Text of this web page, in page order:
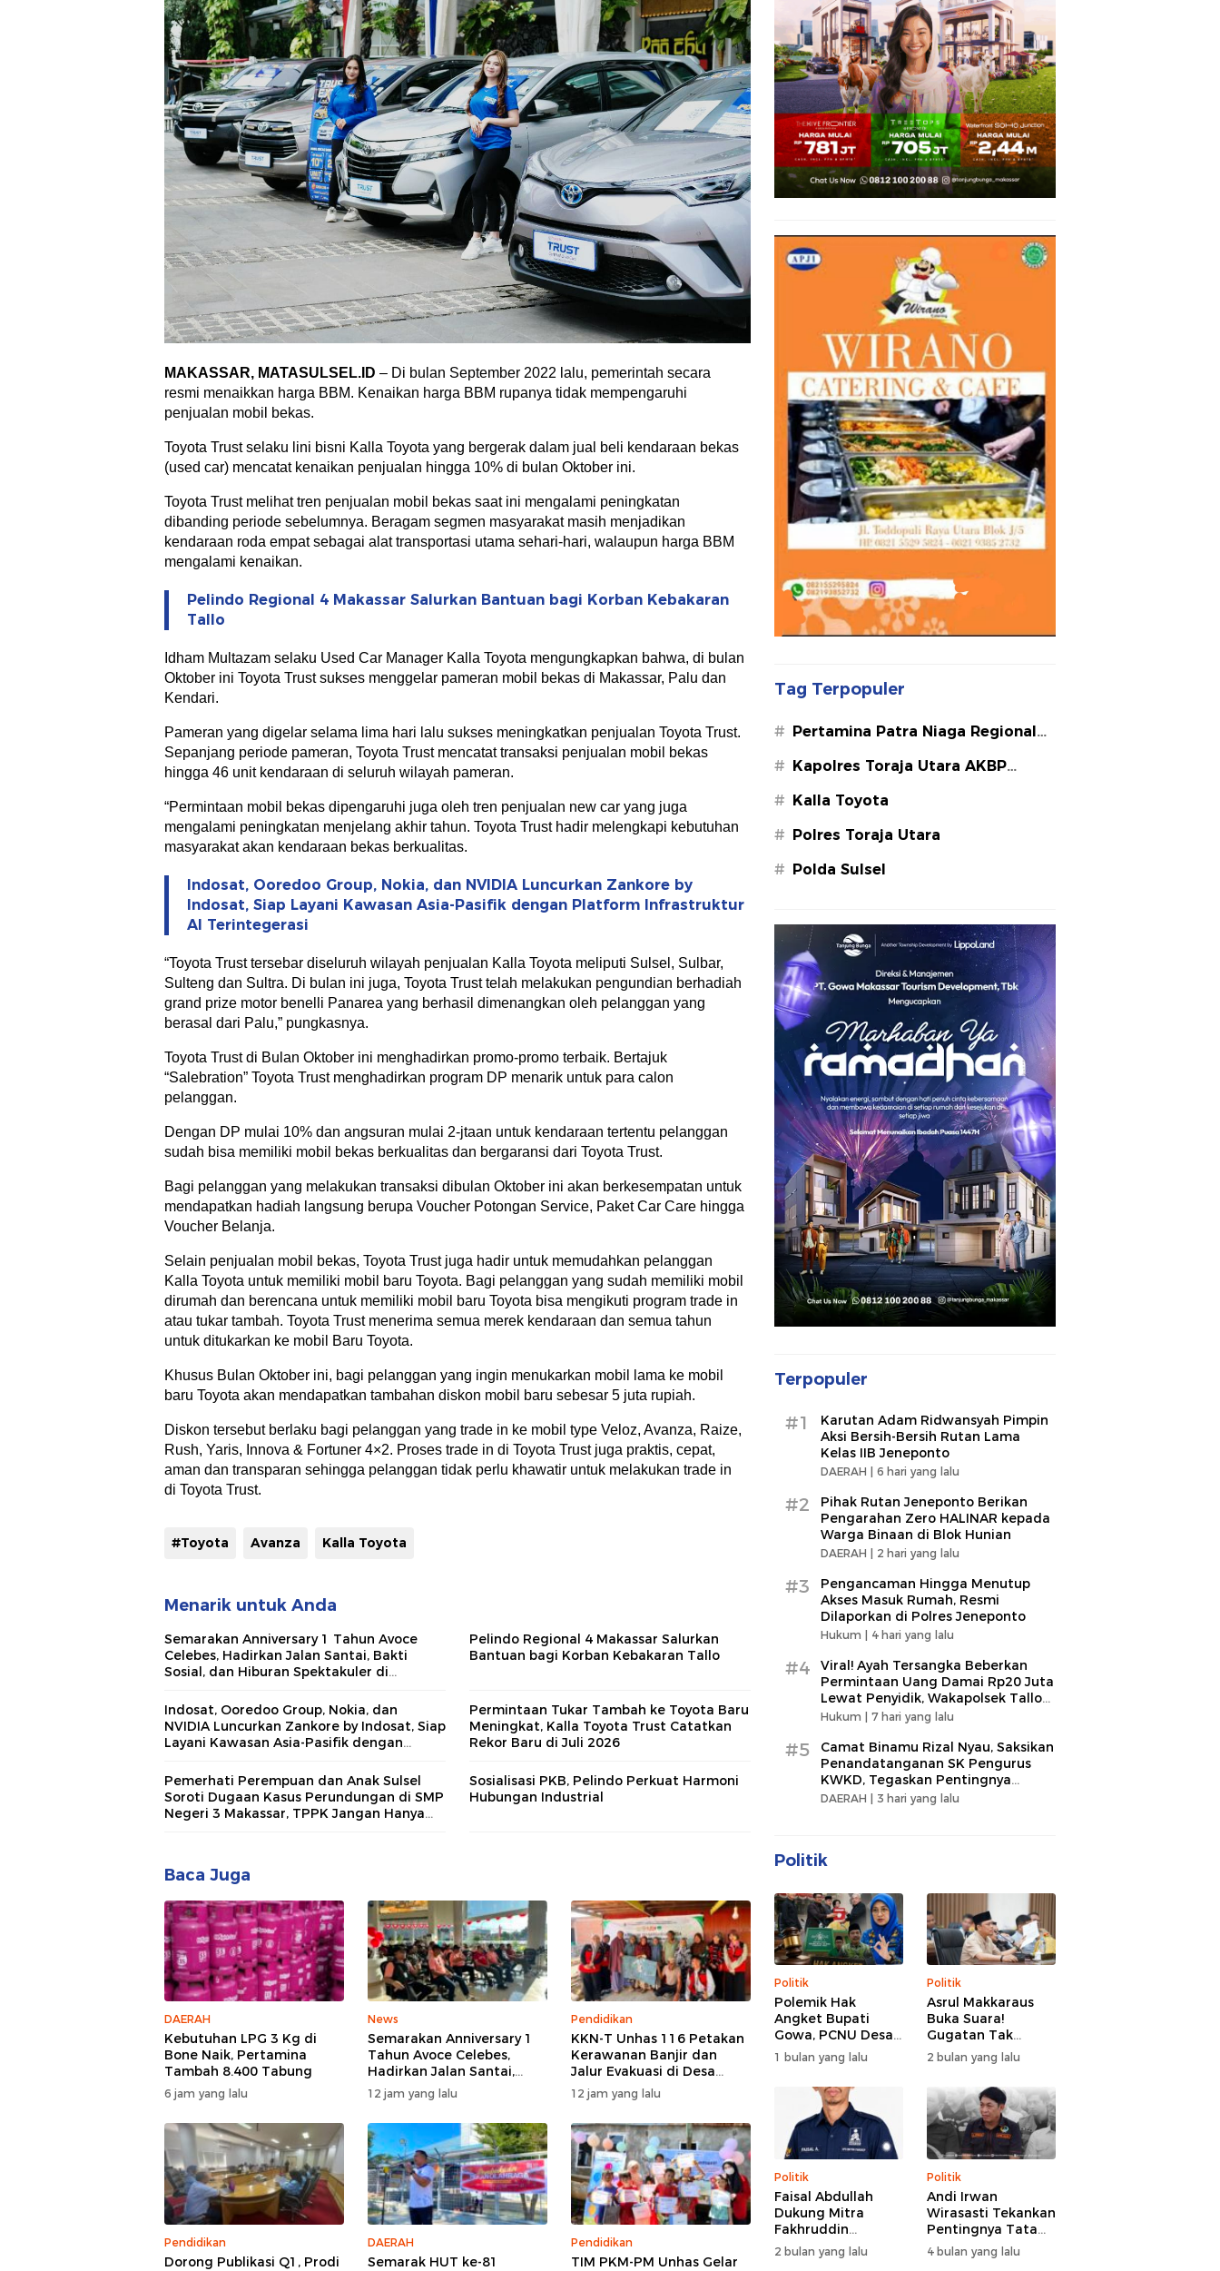
MAKASSAR, MATASULSEL.ID – Di bulan September 2022 lalu, pemerintah secara
resmi menaikkan harga BBM. Kenaikan harga BBM rupanya tidak mempengaruhi
penjualan mobil bekas.
Toyota Trust selaku lini bisni Kalla Toyota yang bergerak dalam jual beli kendaraan bekas
(used car) mencatat kenaikan penjualan hingga 10% di bulan Oktober ini.
Toyota Trust melihat tren penjualan mobil bekas saat ini mengalami peningkatan
dibanding periode sebelumnya. Beragam segmen masyarakat masih menjadikan
kendaraan roda empat sebagai alat transportasi utama sehari-hari, walaupun harga BBM
mengalami kenaikan.
Pelindo Regional 4 Makassar Salurkan Bantuan bagi Korban Kebakaran
Tallo
Idham Multazam selaku Used Car Manager Kalla Toyota mengungkapkan bahwa, di bulan
Oktober ini Toyota Trust sukses menggelar pameran mobil bekas di Makassar, Palu dan
Kendari.
Pameran yang digelar selama lima hari lalu sukses meningkatkan penjualan Toyota Trust.
Sepanjang periode pameran, Toyota Trust mencatat transaksi penjualan mobil bekas
hingga 46 unit kendaraan di seluruh wilayah pameran.
“Permintaan mobil bekas dipengaruhi juga oleh tren penjualan new car yang juga
mengalami peningkatan menjelang akhir tahun. Toyota Trust hadir melengkapi kebutuhan
masyarakat akan kendaraan bekas berkualitas.
Indosat, Ooredoo Group, Nokia, dan NVIDIA Luncurkan Zankore by
Indosat, Siap Layani Kawasan Asia-Pasifik dengan Platform Infrastruktur
AI Terintegerasi
“Toyota Trust tersebar diseluruh wilayah penjualan Kalla Toyota meliputi Sulsel, Sulbar,
Sulteng dan Sultra. Di bulan ini juga, Toyota Trust telah melakukan pengundian berhadiah
grand prize motor benelli Panarea yang berhasil dimenangkan oleh pelanggan yang
berasal dari Palu,” pungkasnya.
Toyota Trust di Bulan Oktober ini menghadirkan promo-promo terbaik. Bertajuk
“Salebration” Toyota Trust menghadirkan program DP menarik untuk para calon
pelanggan.
Dengan DP mulai 10% dan angsuran mulai 2-jtaan untuk kendaraan tertentu pelanggan
sudah bisa memiliki mobil bekas berkualitas dan bergaransi dari Toyota Trust.
Bagi pelanggan yang melakukan transaksi dibulan Oktober ini akan berkesempatan untuk
mendapatkan hadiah langsung berupa Voucher Potongan Service, Paket Car Care hingga
Voucher Belanja.
Selain penjualan mobil bekas, Toyota Trust juga hadir untuk memudahkan pelanggan
Kalla Toyota untuk memiliki mobil baru Toyota. Bagi pelanggan yang sudah memiliki mobil
dirumah dan berencana untuk memiliki mobil baru Toyota bisa mengikuti program trade in
atau tukar tambah. Toyota Trust menerima semua merek kendaraan dan semua tahun
untuk ditukarkan ke mobil Baru Toyota.
Khusus Bulan Oktober ini, bagi pelanggan yang ingin menukarkan mobil lama ke mobil
baru Toyota akan mendapatkan tambahan diskon mobil baru sebesar 5 juta rupiah.
Diskon tersebut berlaku bagi pelanggan yang trade in ke mobil type Veloz, Avanza, Raize,
Rush, Yaris, Innova & Fortuner 4×2. Proses trade in di Toyota Trust juga praktis, cepat,
aman dan transparan sehingga pelanggan tidak perlu khawatir untuk melakukan trade in
di Toyota Trust.
#Toyota Avanza Kalla Toyota
Menarik untuk Anda
Semarakan Anniversary 1 Tahun Avoce
Celebes, Hadirkan Jalan Santai, Bakti
Sosial, dan Hiburan Spektakuler di
Pelindo Regional 4 Makassar Salurkan
Bantuan bagi Korban Kebakaran Tallo
Indosat, Ooredoo Group, Nokia, dan
NVIDIA Luncurkan Zankore by Indosat, Siap
Layani Kawasan Asia-Pasifik dengan
Permintaan Tukar Tambah ke Toyota Baru
Meningkat, Kalla Toyota Trust Catatkan
Rekor Baru di Juli 2026
Pemerhati Perempuan dan Anak Sulsel
Soroti Dugaan Kasus Perundungan di SMP
Negeri 3 Makassar, TPPK Jangan Hanya
Sosialisasi PKB, Pelindo Perkuat Harmoni
Hubungan Industrial
Baca Juga
DAERAH
Kebutuhan LPG 3 Kg di
Bone Naik, Pertamina
Tambah 8.400 Tabung
6 jam yang lalu
News
Semarakan Anniversary 1
Tahun Avoce Celebes,
Hadirkan Jalan Santai,
Bakti Sosial, dan Hiburan
Spektakuler di Bulukumba
12 jam yang lalu
Pendidikan
KKN-T Unhas 116 Petakan
Kerawanan Banjir dan
Jalur Evakuasi di Desa
Bonto Tallasa
12 jam yang lalu
Pendidikan
Dorong Publikasi Q1, Prodi
DAERAH
Semarak HUT ke-81
Pendidikan
TIM PKM-PM Unhas Gelar
Tag Terpopuler
# Pertamina Patra Niaga Regional
# Kapolres Toraja Utara AKBP
M.Si
# Kalla Toyota
# Polres Toraja Utara
# Polda Sulsel
Terpopuler
#1
Karutan Adam Ridwansyah Pimpin
Aksi Bersih-Bersih Rutan Lama
Kelas IIB Jeneponto
DAERAH | 6 hari yang lalu
#2
Pihak Rutan Jeneponto Berikan
Pengarahan Zero HALINAR kepada
Warga Binaan di Blok Hunian
DAERAH | 2 hari yang lalu
#3
Pengancaman Hingga Menutup
Akses Masuk Rumah, Resmi
Dilaporkan di Polres Jeneponto
Hukum | 4 hari yang lalu
#4
Viral! Ayah Tersangka Beberkan
Permintaan Uang Damai Rp20 Juta
Lewat Penyidik, Wakapolsek Tallo
Klarifikasi Soal Terima Uang Rp3
Hukum | 7 hari yang lalu
#5
Camat Binamu Rizal Nyau, Saksikan
Penandatanganan SK Pengurus
KWKD, Tegaskan Pentingnya
Kolaborasi Sosial
DAERAH | 3 hari yang lalu
Politik
Politik
Polemik Hak
Angket Bupati
Gowa, PCNU Desak
DPRD Buka Fakta
Transparan
1 bulan yang lalu
Politik
Asrul Makkaraus
Buka Suara!
Gugatan Tak
Hentikan Hak
Angket DPRD
2 bulan yang lalu
Politik
Faisal Abdullah
Dukung Mitra
Fakhruddin
Nahkodai BM PAN
Periode 2026-2031
2 bulan yang lalu
Politik
Andi Irwan
Wirasasti Tekankan
Pentingnya Tata
Kelola Terintegrasi
Sektor Peternakan
4 bulan yang lalu